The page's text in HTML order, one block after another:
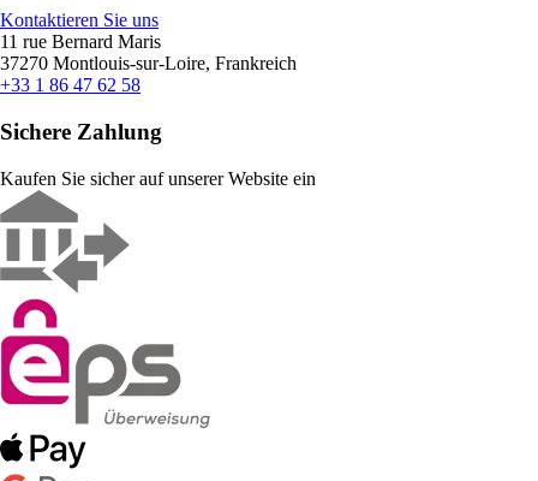
Kontaktieren Sie uns
11 rue Bernard Maris
37270 Montlouis-sur-Loire, Frankreich
+33 1 86 47 62 58
Sichere Zahlung
Kaufen Sie sicher auf unserer Website ein